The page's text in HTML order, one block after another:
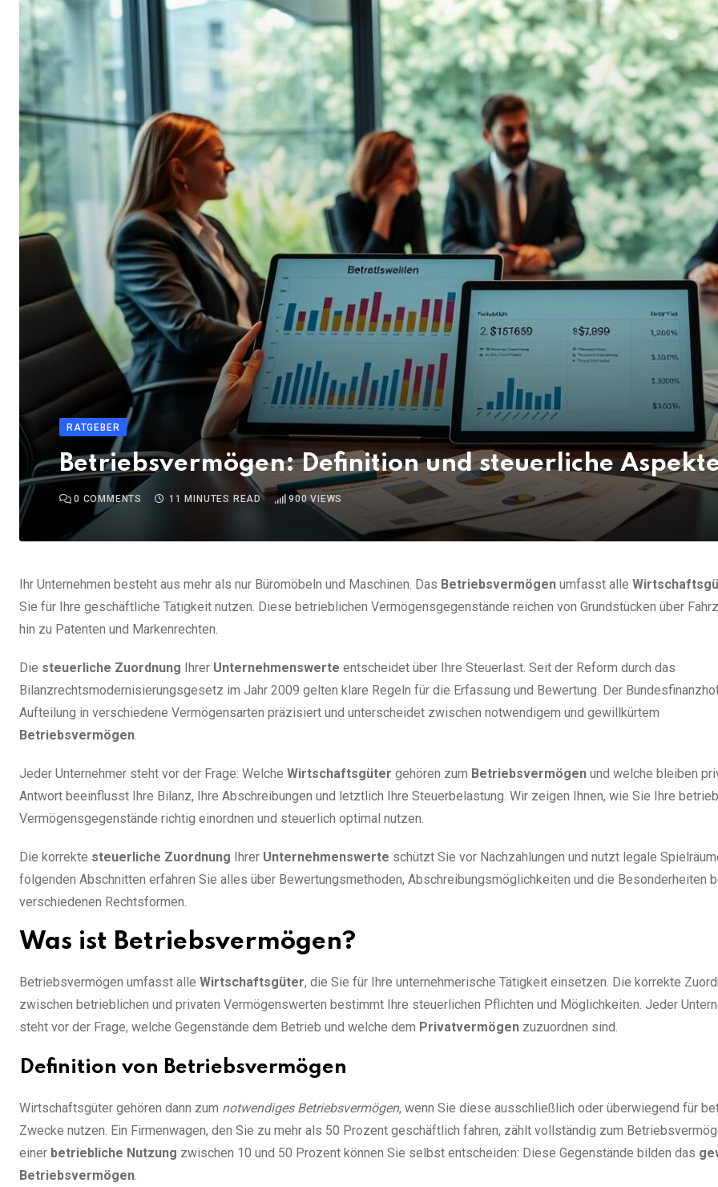
RATGEBER
Betriebsvermögen: Definition und steuerliche
0 COMMENTS 11 MINUTES READ 900VIEWS
Ihr Unternehmen besteht aus mehr als nur Büromöbeln und Maschinen. Das Betriebsvermögen umfasst alle
Sie für Ihre geschäftliche Tätigkeit nutzen. Diese betrieblichen Vermögensgegenstände reichen von Grundstücken über
hin zu Patenten und Markenrechten.
Die steuerliche Zuordnung Ihrer Unternehmenswerte entscheidet über Ihre Steuerlast. Seit der Reform durch das
Bilanzrechtsmodernisierungsgesetz im Jahr 2009 gelten klare Regeln für die Erfassung und Bewertung. Der
Aufteilung in verschiedene Vermögensarten präzisiert und unterscheidet zwischen notwendigem und gewillkürtem
Betriebsvermögen.
Jeder Unternehmer steht vor der Frage: Welche Wirtschaftsgüter gehören zum Betriebsvermögen und welche bleiben
Antwort beeinflusst Ihre Bilanz, Ihre Abschreibungen und letztlich Ihre Steuerbelastung. Wir zeigen Ihnen, wie Sie Ihre
Vermögensgegenstände richtig einordnen und steuerlich optimal nutzen.
Die korrekte steuerliche Zuordnung Ihrer Unternehmenswerte schützt Sie vor Nachzahlungen und nutzt legale
folgenden Abschnitten erfahren Sie alles über Bewertungsmethoden, Abschreibungsmöglichkeiten und die Besonderheiten
verschiedenen Rechtsformen.
Was ist Betriebsvermögen?
Betriebsvermögen umfasst alle Wirtschaftsgüter, die Sie für Ihre unternehmerische Tätigkeit einsetzen. Die korrekte
zwischen betrieblichen und privaten Vermögenswerten bestimmt Ihre steuerlichen Pflichten und Möglichkeiten. Jeder
steht vor der Frage, welche Gegenstände dem Betrieb und welche dem Privatvermögen zuzuordnen sind.
Definition von Betriebsvermögen
Wirtschaftsgüter gehören dann zum notwendiges Betriebsvermögen, wenn Sie diese ausschließlich oder überwiegend für
Zwecke nutzen. Ein Firmenwagen, den Sie zu mehr als 50 Prozent geschäftlich fahren, zählt vollständig zum
einer betriebliche Nutzung zwischen 10 und 50 Prozent können Sie selbst entscheiden: Diese Gegenstände bilden das
Betriebsvermögen.